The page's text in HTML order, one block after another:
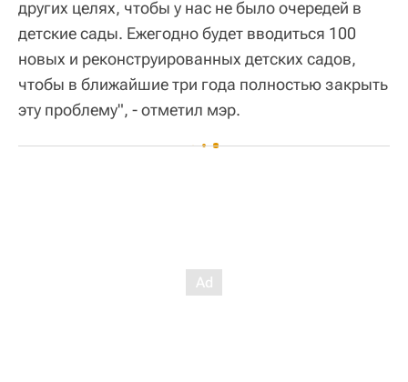
других целях, чтобы у нас не было очередей в
детские сады. Ежегодно будет вводиться 100
новых и реконструированных детских садов,
чтобы в ближайшие три года полностью закрыть
эту проблему", - отметил мэр.